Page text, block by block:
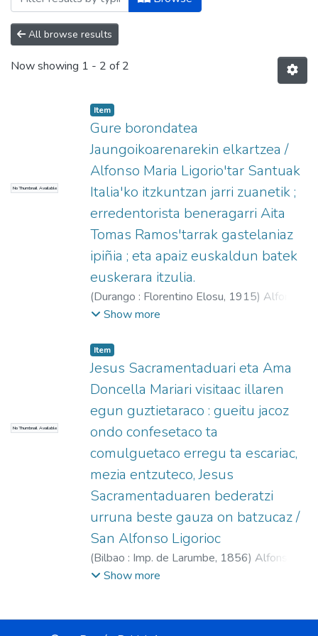
All browse results
Now showing 1 - 2 of 2
No Thumbnail Available
Item
Gure borondatea
Jaungoikoarenarekin elkartzea /
Alfonso Maria Ligorio'tar Santuak
Italia'ko itzkuntzan jarri zuanetik ;
erredentorista beneragarri Aita
Tomas Ramos'tarrak gastelaniaz
ipiñia ; eta apaiz euskaldun batek
euskerara itzulia.
(Durango : Florentino Elosu, 1915) Alfonso
María de Ligorio, Santo, 1696-1787
Show more
No Thumbnail Available
Item
Jesus Sacramentaduari eta Ama
Doncella Mariari visitaac illaren
egun guztietaraco : gueitu jacoz
ondo confesetaco ta
comulguetaco erregu ta escariac,
mezia entzuteco, Jesus
Sacramentaduaren bederatzi
urruna beste gauza on batzucaz /
San Alfonso Ligorioc
(Bilbao : Imp. de Larumbe, 1856) Alfonso
María de Ligorio, Santo, 1696-1787
Show more